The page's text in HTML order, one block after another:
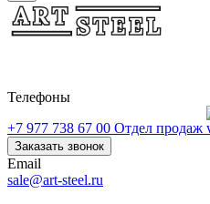
Телефоны
+7 977 738 67 00 Отдел продаж
Заказать звонок
Email
sale@art-steel.ru